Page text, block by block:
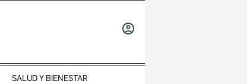
SALUD Y BIENESTAR